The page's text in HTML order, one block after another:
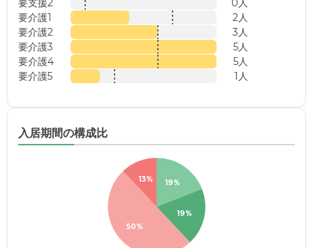
要支援2
0人
要介護1
2人
要介護2
3人
要介護3
5人
要介護4
5人
要介護5
1人
入居期間の構成比
19%
19%
50%
13%